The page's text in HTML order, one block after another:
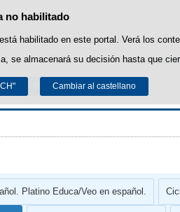
de cookies
cookies de terceros para obtener
apartado "Cookies" de nuestroaviso legal
Rechazar
no habilitado
habilitado en este portal. Verá los
se almacenará su decisión hasta que
Cambiar al castellano
Saltar al contenido
Berna
Platino Educa/Veo en español.